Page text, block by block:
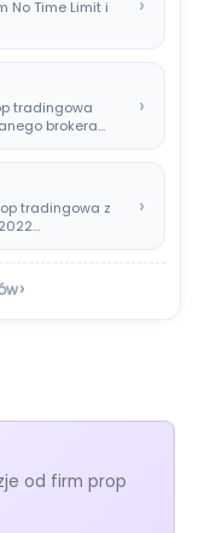
No Time Limit i
tradingowa
brokera
›
tradingowa z
›
›
od firm prop